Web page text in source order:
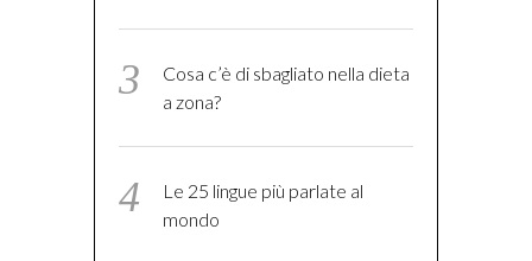
Cosa c’è di sbagliato nella dieta
a zona?
Le 25 lingue più parlate al
mondo